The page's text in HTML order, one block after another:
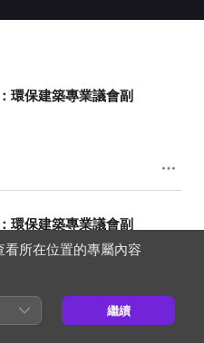
商業、工程、音樂 ......
環保建築專業議會副
環保建築專業議會副
所在位置的專屬內容
繼續